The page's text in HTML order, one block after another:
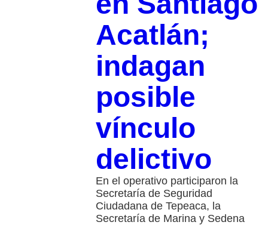
Acatlán;
indagan
posible
vínculo
delictivo
En el operativo participaron la
Secretaría de Seguridad
Ciudadana de Tepeaca, la
Secretaría de Marina y Sedena